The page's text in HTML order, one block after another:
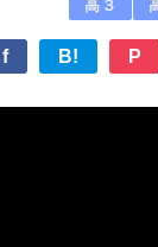
高３
f B! P